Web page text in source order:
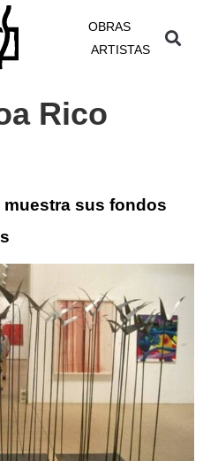
OBRAS
ARTISTAS
Rico
sus fondos